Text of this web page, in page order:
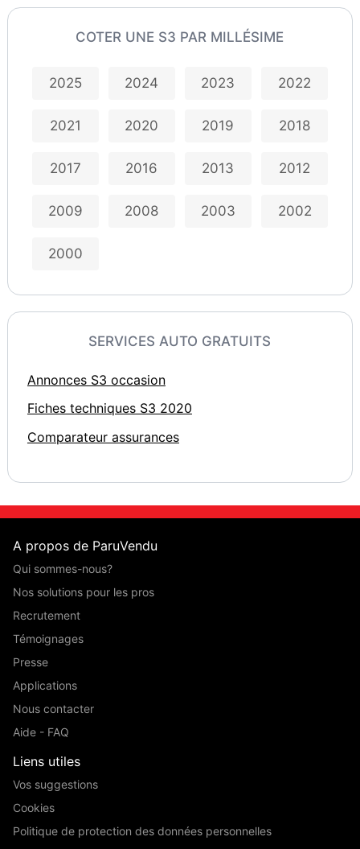
COTER UNE S3 PAR MILLÉSIME
2025 2024 2023 2022
2021 2020 2019 2018
2017 2016 2013 2012
2009 2008 2003 2002
2000
SERVICES AUTO GRATUITS
Annonces S3 occasion
Fiches techniques S3 2020
Comparateur assurances
A propos de ParuVendu
Qui sommes-nous?
Nos solutions pour les pros
Recrutement
Témoignages
Presse
Applications
Nous contacter
Aide - FAQ
Liens utiles
Vos suggestions
Cookies
Politique de protection des données personnelles